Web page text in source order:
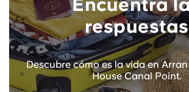
respuestas
Descubre cómo es la vida en
House Canal Point.